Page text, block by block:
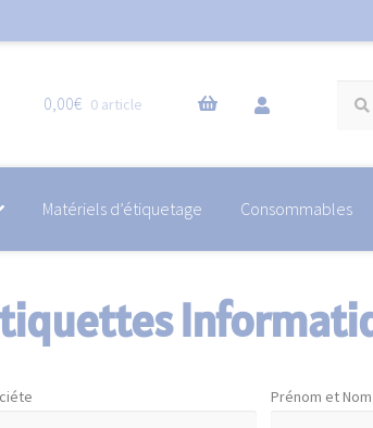
pour :
0,00€ 0 article
Matériels d’étiquetage Consommables
Prénom et Nom